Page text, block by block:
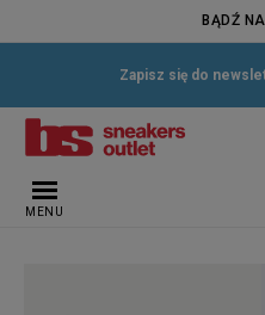
BĄDŹ
Zapisz się do
MENU